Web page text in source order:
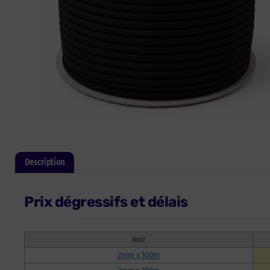
Description
Prix dégressifs et délais
noir
2mm x 100m